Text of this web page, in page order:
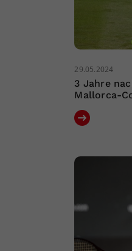
29.05.2024
3 Jahre
Mallorca-